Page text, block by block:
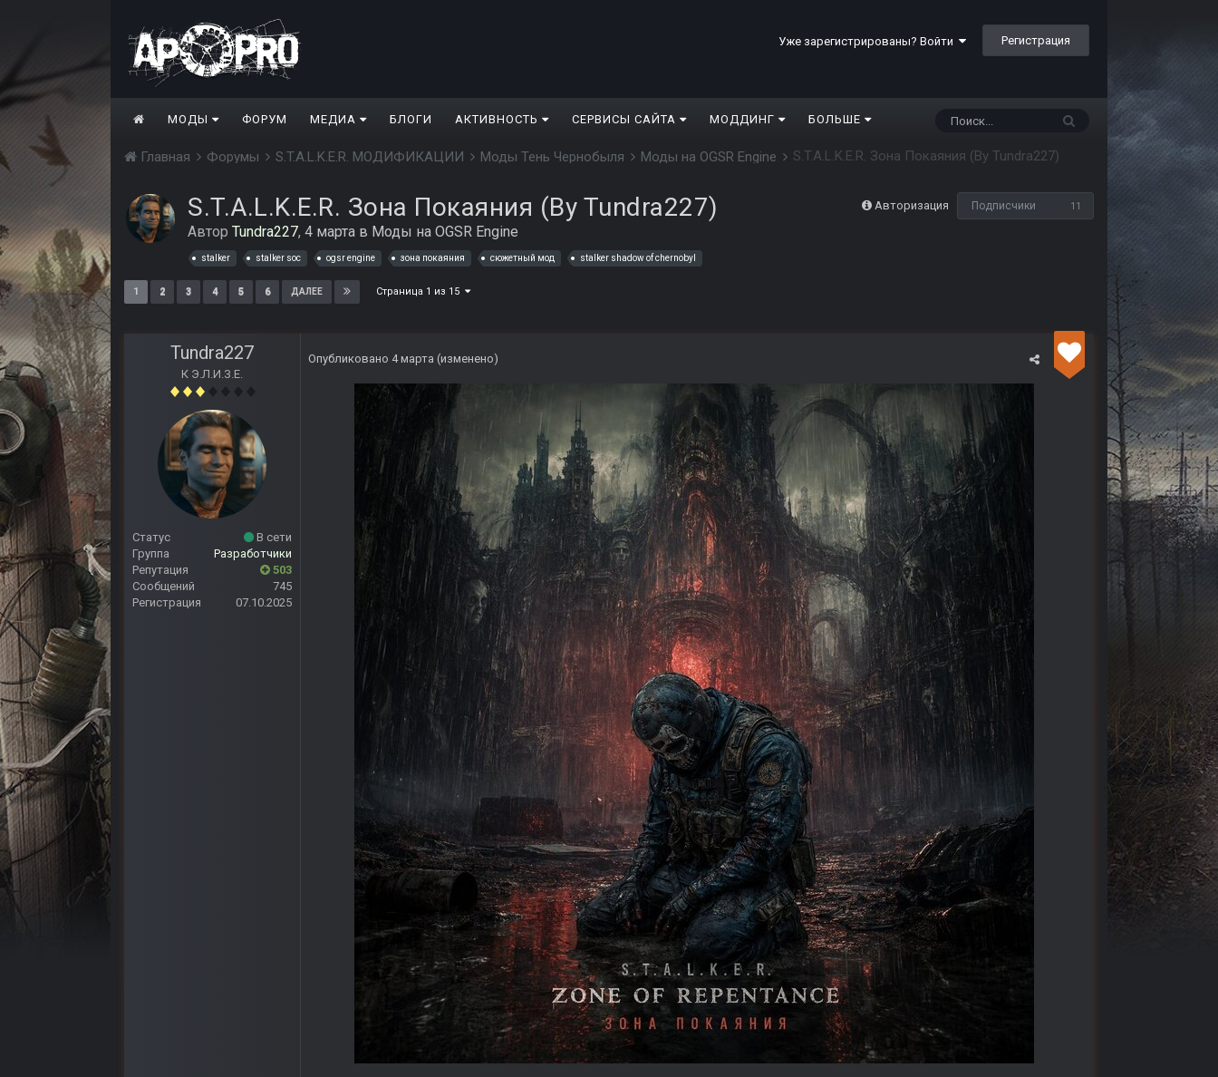
Уже зарегистрированы? Войти Регистрация
МОДЫ ФОРУМ МЕДИА БЛОГИ АКТИВНОСТЬ СЕРВИСЫ САЙТА МОДДИНГ БОЛЬШЕ
Главная Форумы S.T.A.L.K.E.R. МОДИФИКАЦИИ Моды Тень Чернобыля Моды на OGSR Engine S.T.A.L.K.E.R. Зона Покаяния (By Tundra227)
Авторизация Подписчики 11
S.T.A.L.K.E.R. Зона Покаяния (By Tundra227)
Автор Tundra227, 4 марта в Моды на OGSR Engine
stalker stalker soc ogsr engine зона покаяния сюжетный мод stalker shadow of chernobyl
1 2 3 4 5 6 ДАЛЕЕ Страница 1 из 15
Tundra227
К Э.Л.И.З.Е.
Статус
В сети
Группа
Разработчики
Репутация
503
Сообщений
745
Регистрация
07.10.2025
Опубликовано 4 марта (изменено)